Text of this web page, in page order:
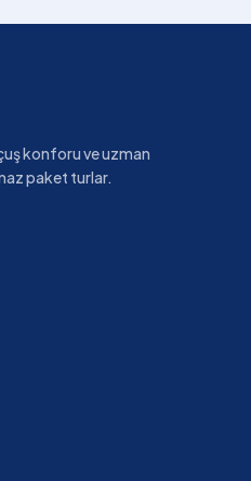
konforu ve uzman
paket turlar.